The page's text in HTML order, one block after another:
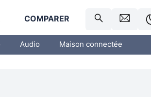
COMPARER
Audio Maison connectée